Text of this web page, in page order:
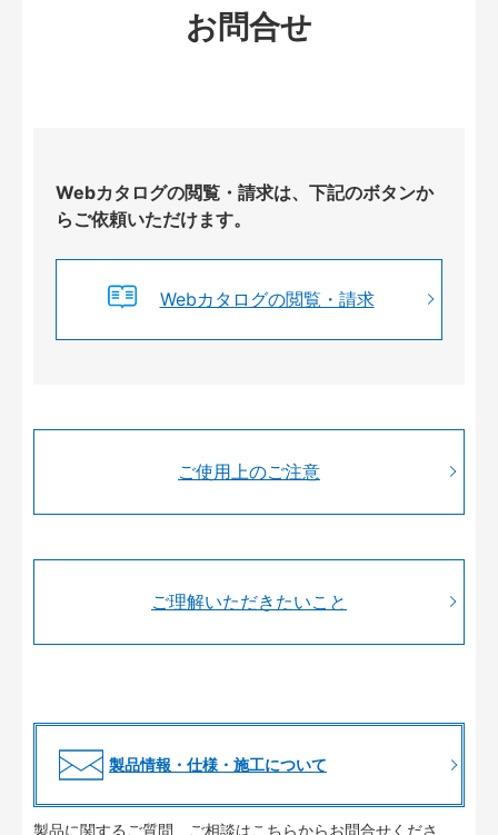
お問合せ
Webカタログの閲覧・請求は、下記のボタンか
らご依頼いただけます。
Webカタログの閲覧・請求
ご使用上のご注意
ご理解いただきたいこと
製品情報・仕様・施工について
製品に関するご質問、ご相談はこちらからお問合せくださ